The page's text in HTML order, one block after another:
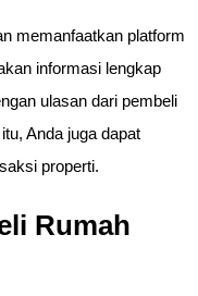
memanfaatkan platform
informasi lengkap
ulasan dari pembeli
Anda juga dapat
properti.
Rumah